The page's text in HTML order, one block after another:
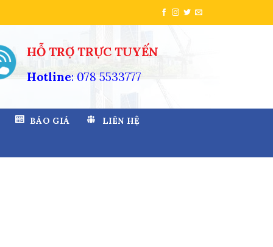
HỖ TRỢ TRỰC TUYẾN
Hotline: 078 5533777
BÁO GIÁ LIÊN HỆ